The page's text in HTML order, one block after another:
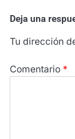
Deja una
Tu dirección
Comentario *